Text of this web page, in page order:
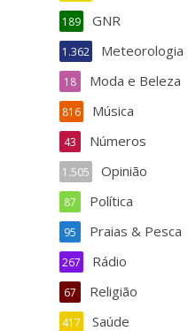
GNR
189
Meteorologia
1.362
Moda e Beleza
18
Música
816
Números
43
Opinião
1.505
Política
87
Praias & Pesca
95
Rádio
267
Religião
67
Saúde
417